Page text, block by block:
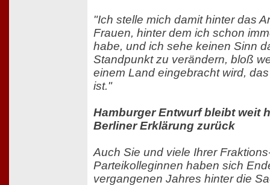
"Ich stelle mich damit hinter das
Frauen, hinter dem ich schon
habe, und ich sehe keinen Sinn
Standpunkt zu verändern, bloß
einem Land eingebracht wird,
ist."
Hamburger Entwurf bleibt weit
Berliner Erklärung zurück
Auch Sie und viele Ihrer
Parteikolleginnen haben sich
vergangenen Jahres hinter die